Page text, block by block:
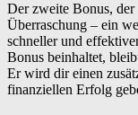
Der zweite Bonus,
Überraschung – ein
schneller und
Bonus beinhaltet,
Er wird dir einen
finanziellen Erfolg